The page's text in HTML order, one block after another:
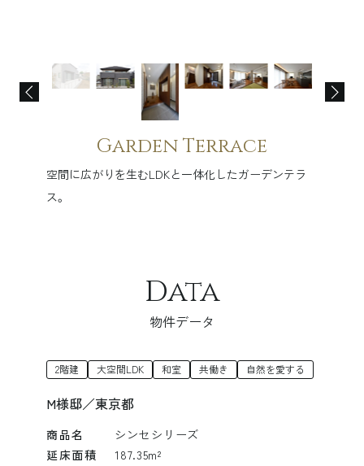
Garden Terrace
空間に広がりを生むLDKと一体化したガーデンテラ
ス。
Data
物件データ
2階建 大空間LDK 和室 共働き 自然を愛する
M様邸／東京都
商品名
シンセシリーズ
延床面積
187.35m²